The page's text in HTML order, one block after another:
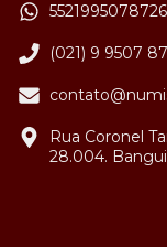
5521995078726
(021) 9 9507
Rua Coronel
28.004.